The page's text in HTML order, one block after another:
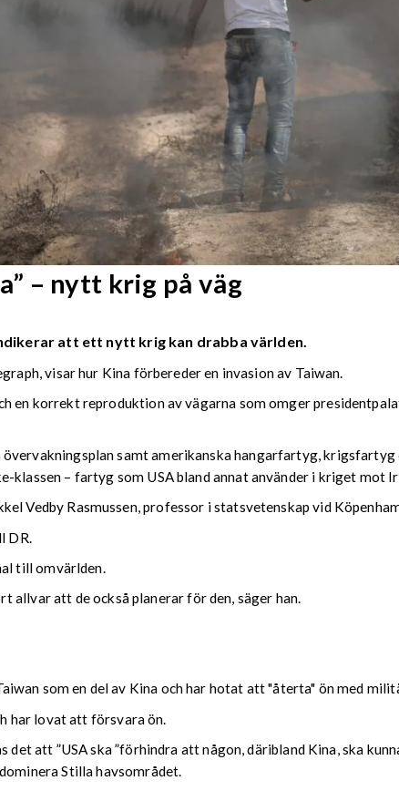
– nytt krig på väg
att ett nytt krig kan drabba världen.
visar hur Kina förbereder en invasion av Taiwan.
en korrekt reproduktion av vägarna som omger
samt amerikanska hangarfartyg,
klassen – fartyg som USA bland annat använder i kriget mot
Vedby Rasmussen, professor i statsvetenskap vid
DR.
till omvärlden.
allvar att de också planerar för den, säger han.
som en del av Kina och har hotat att "återta" ön med
har lovat att försvara ön.
att ”USA ska ”förhindra att någon, däribland Kina, ska
Stilla havsområdet.